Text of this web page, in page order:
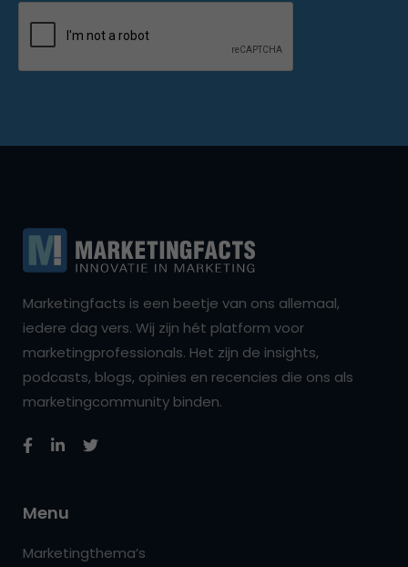
Marketingfacts is een beetje van ons allemaal,
iedere dag vers. Wij zijn hét platform voor
marketingprofessionals. Het zijn de insights,
podcasts, blogs, opinies en recencies die ons als
marketingcommunity binden.
Menu
Marketingthema’s